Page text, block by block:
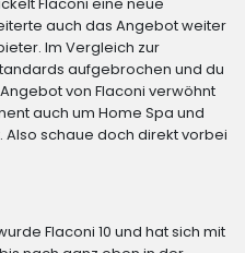
auch das Angebot weiter
Im Vergleich zur
aufgebrochen und du
von Flaconi verwöhnt
auch um Home Spa und
schaue doch direkt vorbei
Flaconi 10 und hat sich mit